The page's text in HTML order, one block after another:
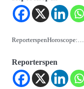
ReporterspenHoroscope:…
Reporterspen